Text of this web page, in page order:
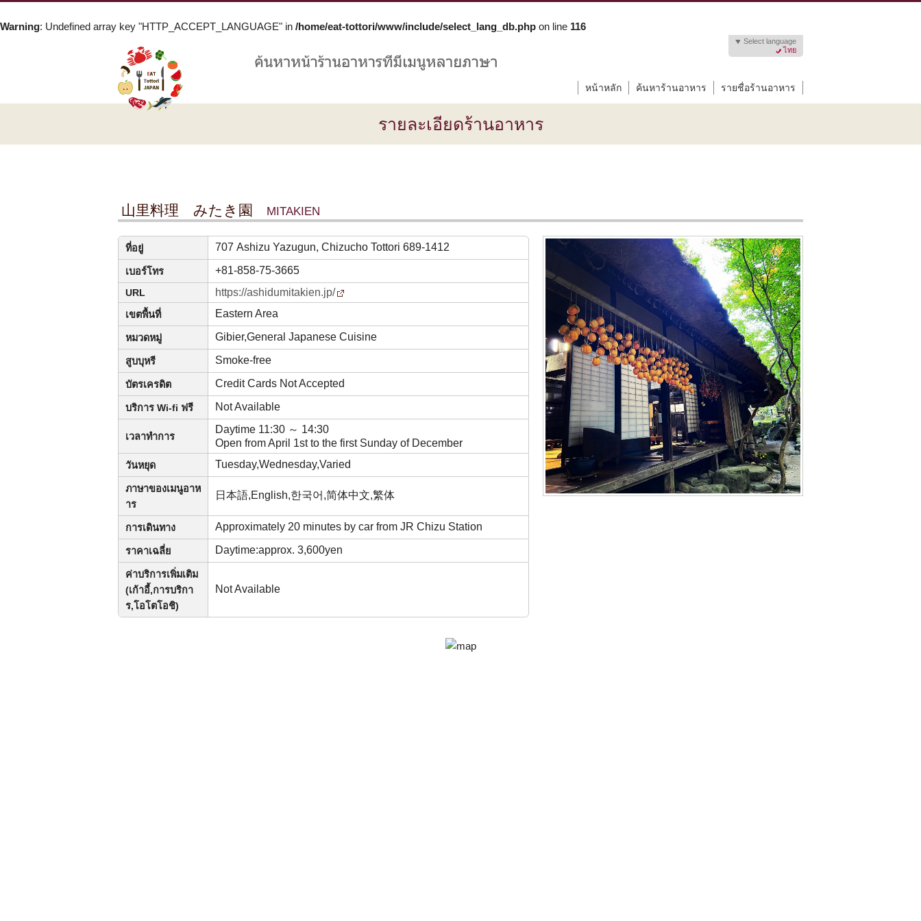
Warning: Undefined array key "HTTP_ACCEPT_LANGUAGE" in /home/eat-tottori/www/include/select_lang_db.php on line 116
Select language
ไทย
หน้าหลัก ค้นหาร้านอาหาร รายชื่อร้านอาหาร
รายละเอียดร้านอาหาร
山里料理 みたき園 MITAKIEN
ที่อยู่ 707 Ashizu Yazugun, Chizucho Tottori 689-1412
เบอร์โทร +81-858-75-3665
URL https://ashidumitakien.jp/
เขตพื้นที่ Eastern Area
หมวดหมู่ Gibier,General Japanese Cuisine
สูบบุหรี Smoke-free
บัตรเครดิต Credit Cards Not Accepted
บริการ Wi-fi ฟรี Not Available
เวลาทำการ
Daytime 11:30 ～ 14:30
Open from April 1st to the first Sunday of December
วันหยุด Tuesday,Wednesday,Varied
ภาษาของเมนูอาห
าร
日本語,English,한국어,简体中文,繁体
การเดินทาง Approximately 20 minutes by car from JR Chizu Station
ราคาเฉลี่ย Daytime:approx. 3,600yen
ค่าบริการเพิ่มเติม
(เก้าอี้,การบริกา
ร,โอโตโอชิ)
Not Available